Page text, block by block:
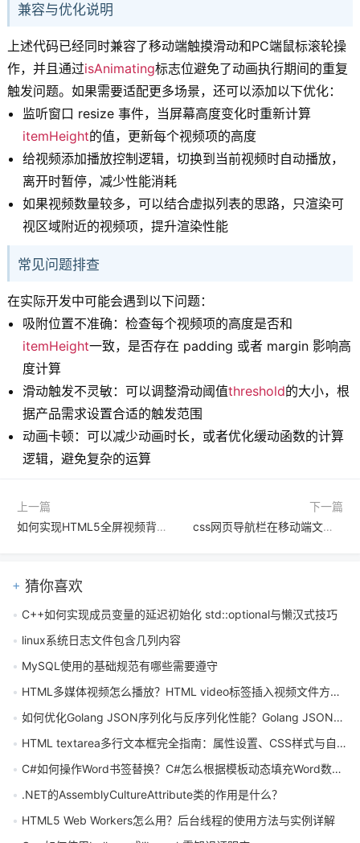
兼容与优化说明
上述代码已经同时兼容了移动端触摸滑动和PC端鼠标滚轮操
作，并且通过isAnimating标志位避免了动画执行期间的重复
触发问题。如果需要适配更多场景，还可以添加以下优化：
监听窗口 resize 事件，当屏幕高度变化时重新计算
itemHeight的值，更新每个视频项的高度
给视频添加播放控制逻辑，切换到当前视频时自动播放，
离开时暂停，减少性能消耗
如果视频数量较多，可以结合虚拟列表的思路，只渲染可
视区域附近的视频项，提升渲染性能
常见问题排查
在实际开发中可能会遇到以下问题：
吸附位置不准确：检查每个视频项的高度是否和
itemHeight一致，是否存在 padding 或者 margin 影响高
度计算
滑动触发不灵敏：可以调整滑动阈值threshold的大小，根
据产品需求设置合适的触发范围
动画卡顿：可以减少动画时长，或者优化缓动函数的计算
逻辑，避免复杂的运算
上一篇
如何实现HTML5全屏视频背景布局
下一篇
css网页导航栏在移动端文字换行怎么办
猜你喜欢
C++如何实现成员变量的延迟初始化 std::optional与懒汉式技巧
linux系统日志文件包含几列内容
MySQL使用的基础规范有哪些需要遵守
HTML多媒体视频怎么播放？HTML video标签插入视频文件方法详解
如何优化Golang JSON序列化与反序列化性能？Golang JSON处理性能提升示例
HTML textarea多行文本框完全指南：属性设置、CSS样式与自适应高度实现
C#如何操作Word书签替换？C#怎么根据模板动态填充Word数据？
.NET的AssemblyCultureAttribute类的作用是什么？
HTML5 Web Workers怎么用？后台线程的使用方法与实例详解